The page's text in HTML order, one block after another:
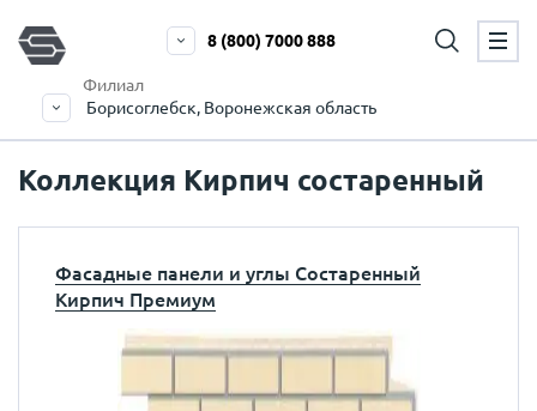
Филиал
Борисоглебск, Воронежская область
8 (800) 7000 888
Коллекция Кирпич состаренный
Фасадные панели и углы Состаренный
Кирпич Премиум